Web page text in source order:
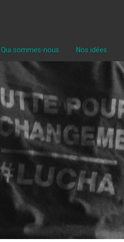
Qui sommes-nous Nos idées